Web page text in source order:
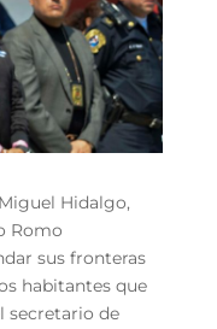
Hidalgo,
Romo
sus fronteras
habitantes que
secretario de